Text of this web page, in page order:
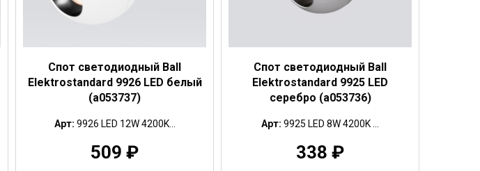
Спот светодиодный Ball
Elektrostandard 9926 LED белый
(a053737)
Арт: 9926 LED 12W 4200K...
509 ₽
Спот светодиодный Ball
Elektrostandard 9925 LED
серебро (a053736)
Арт: 9925 LED 8W 4200K ...
338 ₽